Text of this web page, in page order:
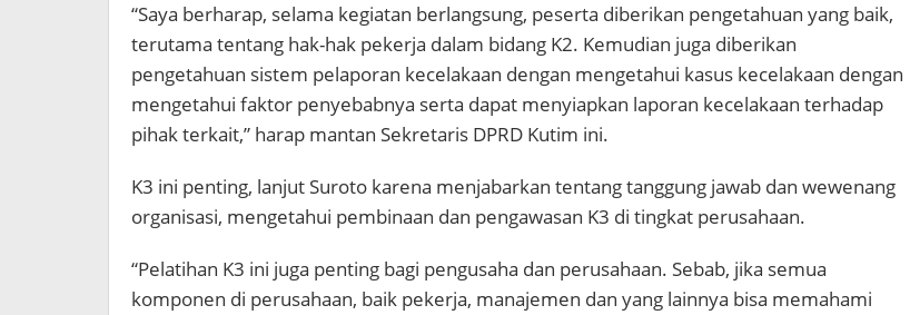
“Saya berharap, selama kegiatan berlangsung, peserta diberikan pengetahuan yang baik,
terutama tentang hak-hak pekerja dalam bidang K2. Kemudian juga diberikan
pengetahuan sistem pelaporan kecelakaan dengan mengetahui kasus kecelakaan dengan
mengetahui faktor penyebabnya serta dapat menyiapkan laporan kecelakaan terhadap
pihak terkait,” harap mantan Sekretaris DPRD Kutim ini.
K3 ini penting, lanjut Suroto karena menjabarkan tentang tanggung jawab dan wewenang
organisasi, mengetahui pembinaan dan pengawasan K3 di tingkat perusahaan.
“Pelatihan K3 ini juga penting bagi pengusaha dan perusahaan. Sebab, jika semua
komponen di perusahaan, baik pekerja, manajemen dan yang lainnya bisa memahami